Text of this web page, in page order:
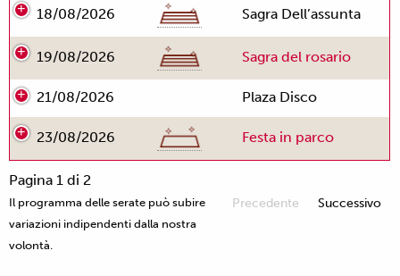
18/08/2026 Sagra Dell’assunta
19/08/2026 Sagra del rosario
21/08/2026 Plaza Disco
23/08/2026 Festa in parco
Pagina 1 di 2
Precedente Successivo
Il programma delle serate può subire
variazioni indipendenti dalla nostra
volontà.